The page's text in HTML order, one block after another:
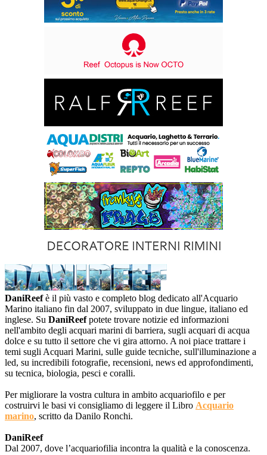
DaniReefè il più vasto e completo blog dedicato all'Acquario
Marino italiano fin dal 2007, sviluppato in due lingue, italiano ed
inglese. Su DaniReefpotete trovare notizie ed informazioni
nell'ambito degli acquari marini di barriera, sugli acquari di acqua
dolce e su tutto il settore che vi gira attorno. A noi piace trattare i
temi sugli Acquari Marini, sulle guide tecniche, sull'illuminazione a
led, su incredibili fotografie, recensioni, news ed approfondimenti,
su tecnica, biologia, pesci e coralli.
Per migliorare la vostra cultura in ambito acquariofilo e per
costruirvi le basi vi consigliamo di leggere il Libro Acquario
marino, scritto da Danilo Ronchi.
DaniReef
Dal 2007, dove l’acquariofilia incontra la qualità e la conoscenza.